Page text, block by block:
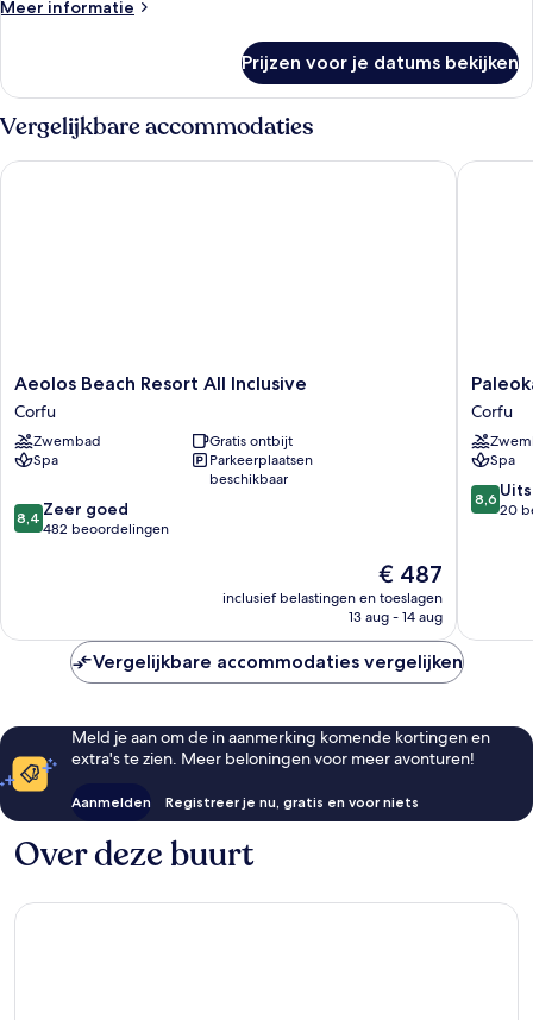
Meer informatie
Meer
Prijzen voor je datums bekijken
Vergelijkbare accommodaties
Aeolos
Beach
Resort
All
Inclusive
Aeolos Beach Resort All Inclusive
Corfu
Zwembad
Gratis ontbijt
Spa
Parkeerplaatsen
beschikbaar
8.4
van
beoordelingen
8,4 Zeer goed
482 beoordelingen
De
prijs
is
€ 487
inclusief belastingen en toeslagen
13 aug - 14 aug
Aeolos Beach Resort All Inclusive
Palace
Corfu
Corfu
Spa
8.6
van
8,6
20
Vergelijkbare accommodaties vergelijken
Meld je aan om de in aanmerking komende kortingen en
extra's te zien. Meer beloningen voor meer avonturen!
Aanmelden Registreer je nu, gratis en voor niets
Over deze buurt